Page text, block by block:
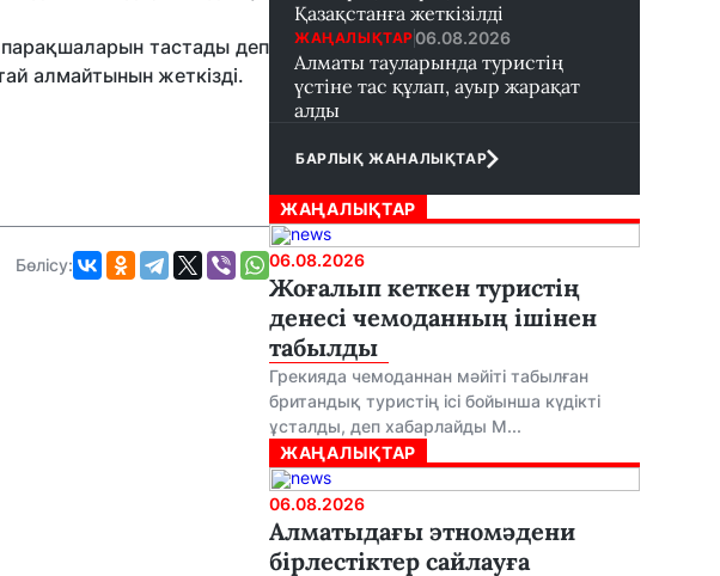
тастады деп
алмайтынын жеткізді.
Бөлісу:
Қазақстанға жеткізілді
ЖАҢАЛЫҚТАР 06.08.2026
Алматы тауларында туристің
үстіне тас құлап, ауыр жарақат
алды
БАРЛЫҚ ЖАНАЛЫҚТАР
ЖАҢАЛЫҚТАР
06.08.2026
Жоғалып кеткен туристің
денесі чемоданның ішінен
табылды
Грекияда чемоданнан мәйіті табылған
британдық туристің ісі бойынша күдікті
ұсталды, деп хабарлайды M...
ЖАҢАЛЫҚТАР
06.08.2026
Алматыдағы этномәдени
бірлестіктер сайлауға